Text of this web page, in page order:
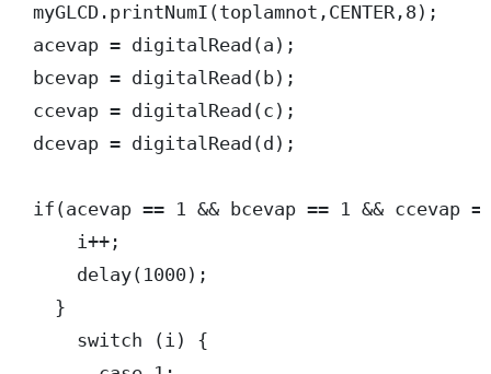
  myGLCD.printNumI(toplamnot,CENTER,8);
  acevap = digitalRead(a);
  bcevap = digitalRead(b);
  ccevap = digitalRead(c);
  dcevap = digitalRead(d);
if(acevap == 1 && bcevap == 1 && ccevap
      i++;
      delay(1000);
    }
      switch (i) {